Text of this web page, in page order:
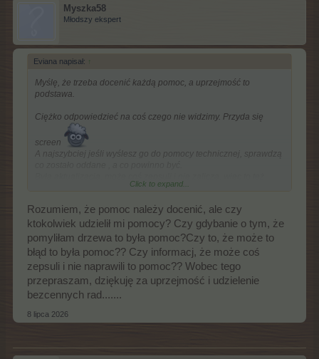
Myszka58
Młodszy ekspert
Eviana napisał: ↑
Myślę, że trzeba docenić każdą pomoc, a uprzejmość to
podstawa.
Ciężko odpowiedzieć na coś czego nie widzimy. Przyda się
screen
A najszybciej jeśli wyślesz go do pomocy technicznej, sprawdzą
będzie szybka informacja dla firmy, aby naprawili.
Click to expand...
Rozumiem, że pomoc należy docenić, ale czy
ktokolwiek udzielił mi pomocy? Czy gdybanie o tym, że
pomyliłam drzewa to była pomoc?Czy to, że może to
błąd to była pomoc?? Czy informacj, że może coś
zepsuli i nie naprawili to pomoc?? Wobec tego
przepraszam, dziękuję za uprzejmość i udzielenie
bezcennych rad.......
8 lipca 2026